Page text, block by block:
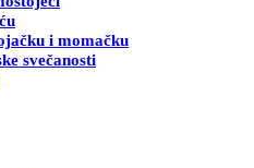
i momačku
svečanosti